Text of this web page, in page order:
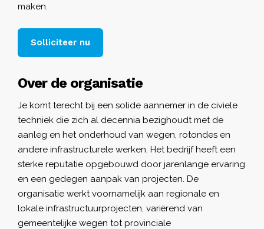
maken.
Solliciteer nu
Over de organisatie
Je komt terecht bij een solide aannemer in de civiele
techniek die zich al decennia bezighoudt met de
aanleg en het onderhoud van wegen, rotondes en
andere infrastructurele werken. Het bedrijf heeft een
sterke reputatie opgebouwd door jarenlange ervaring
en een gedegen aanpak van projecten. De
organisatie werkt voornamelijk aan regionale en
lokale infrastructuurprojecten, variërend van
gemeentelijke wegen tot provinciale